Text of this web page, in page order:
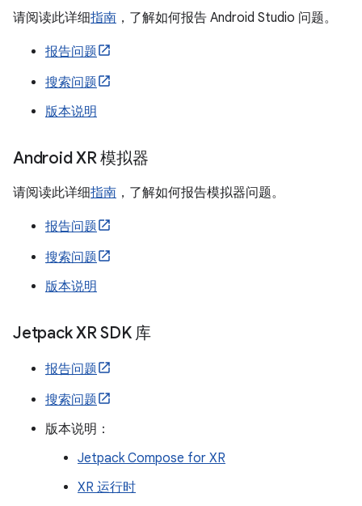
请阅读此详细指南 ，了解如何报告 Android Studio 问题。
报告问题
搜索问题
版本说明
Android XR 模拟器
请阅读此详细指南 ，了解如何报告模拟器问题。
报告问题
搜索问题
版本说明
Jetpack XR SDK 库
报告问题
搜索问题
版本说明：
Jetpack Compose for XR
XR 运行时